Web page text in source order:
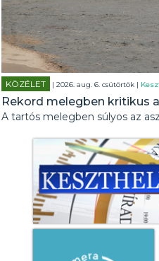
KÖZÉLET | 2026. aug. 6. csütörtök |
Rekord melegben kritikus
A tartós melegben súlyos az